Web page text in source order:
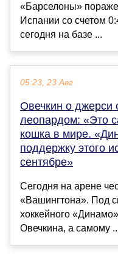
«Барселоны»
Испании со счетом
сегодня на базе ...
05:23, 23 Авг
Овечкин о джерси
леопардом: «Это
кошка в мире.
поддержку этого
сентябре»
Сегодня на арене
«Вашингтона». Под
хоккейного
Овечкина, а самому